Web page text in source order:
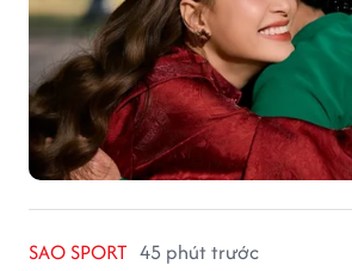
SAO SPORT 45 phút trước